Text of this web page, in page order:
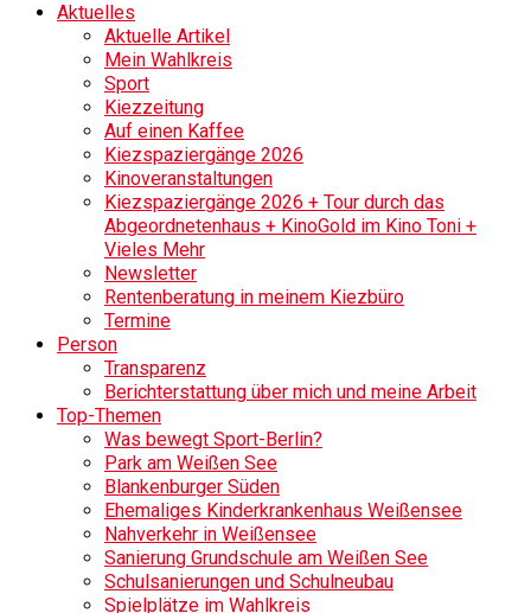
Aktuelles
Aktuelle Artikel
Mein Wahlkreis
Sport
Kiezzeitung
Auf einen Kaffee
Kiezspaziergänge 2026
Kinoveranstaltungen
Kiezspaziergänge 2026 + Tour durch das
Abgeordnetenhaus + KinoGold im Kino Toni +
Vieles Mehr
Newsletter
Rentenberatung in meinem Kiezbüro
Termine
Person
Transparenz
Berichterstattung über mich und meine Arbeit
Top-Themen
Was bewegt Sport-Berlin?
Park am Weißen See
Blankenburger Süden
Ehemaliges Kinderkrankenhaus Weißensee
Nahverkehr in Weißensee
Sanierung Grundschule am Weißen See
Schulsanierungen und Schulneubau
Spielplätze im Wahlkreis